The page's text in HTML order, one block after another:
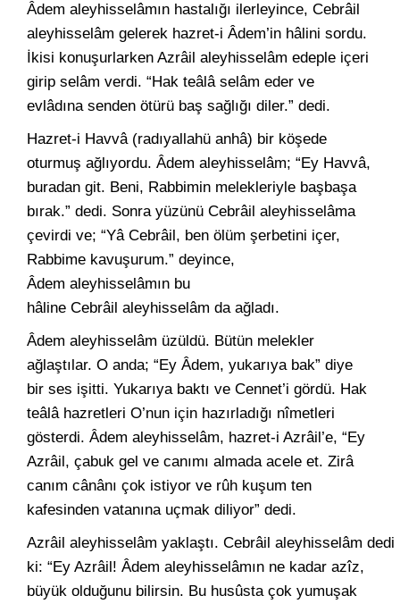
Âdem aleyhisselâmın hastalığı ilerleyince, Cebrâil
aleyhisselâm gelerek hazret-i Âdem’in hâlini sordu.
İkisi konuşurlarken Azrâil aleyhisselâm edeple içeri
girip selâm verdi. “Hak teâlâ selâm eder ve
evlâdına senden ötürü baş sağlığı diler.” dedi.
Hazret-i Havvâ (radıyallahü anhâ) bir köşede
oturmuş ağlıyordu. Âdem aleyhisselâm; “Ey Havvâ,
buradan git. Beni, Rabbimin melekleriyle başbaşa
bırak.” dedi. Sonra yüzünü Cebrâil aleyhisselâma
çevirdi ve; “Yâ Cebrâil, ben ölüm şerbetini içer,
Rabbime kavuşurum.” deyince,
Âdem aleyhisselâmın bu
hâline Cebrâil aleyhisselâm da ağladı.
Âdem aleyhisselâm üzüldü. Bütün melekler
ağlaştılar. O anda; “Ey Âdem, yukarıya bak” diye
bir ses işitti. Yukarıya baktı ve Cennet’i gördü. Hak
teâlâ hazretleri O’nun için hazırladığı nîmetleri
gösterdi. Âdem aleyhisselâm, hazret-i Azrâil’e, “Ey
Azrâil, çabuk gel ve canımı almada acele et. Zirâ
canım cânânı çok istiyor ve rûh kuşum ten
kafesinden vatanına uçmak diliyor” dedi.
Azrâil aleyhisselâm yaklaştı. Cebrâil aleyhisselâm dedi
ki: “Ey Azrâil! Âdem aleyhisselâmın ne kadar azîz,
büyük olduğunu bilirsin. Bu husûsta çok yumuşak